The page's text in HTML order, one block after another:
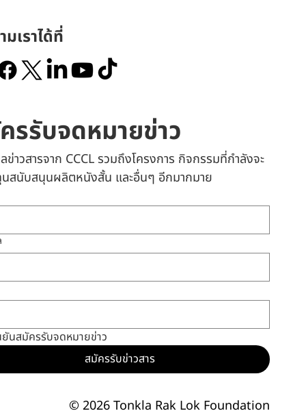
เราได้ที่
รรับจดหมายข่าว
ข่าวสารจาก CCCL รวมถึงโครงการ กิจกรรมที่กำลังจะ
สนับสนุนผลิตหนังสั้น และอื่นๆ อีกมากมาย
นสมัครรับจดหมายข่าว
สมัครรับข่าวสาร
© 2026 Tonkla Rak Lok Foundation